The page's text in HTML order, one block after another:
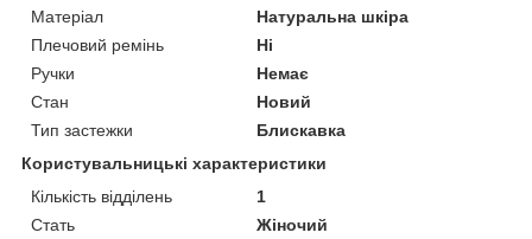
Матеріал
Натуральна шкіра
Плечовий ремінь
Ні
Ручки
Немає
Стан
Новий
Тип застежки
Блискавка
Користувальницькі характеристики
Кількість відділень
1
Стать
Жіночий